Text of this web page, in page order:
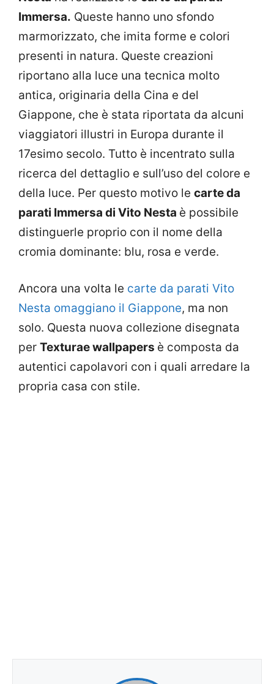
Immersa. Queste hanno uno sfondo
marmorizzato, che imita forme e colori
presenti in natura. Queste creazioni
riportano alla luce una tecnica molto
antica, originaria della Cina e del
Giappone, che è stata riportata da alcuni
viaggiatori illustri in Europa durante il
17esimo secolo. Tutto è incentrato sulla
ricerca del dettaglio e sull’uso del colore e
della luce. Per questo motivo le carte da
parati Immersa di Vito Nesta è possibile
distinguerle proprio con il nome della
cromia dominante: blu, rosa e verde.
Ancora una volta le carte da parati Vito
Nesta omaggiano il Giappone, ma non
solo. Questa nuova collezione disegnata
per Texturae wallpapers è composta da
autentici capolavori con i quali arredare la
propria casa con stile.